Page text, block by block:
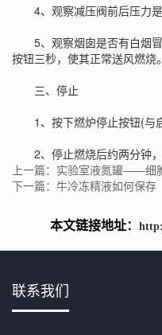
4、观察减压阀前后压力是
5、观察烟囱是否有白烟冒
按钮三秒，使其正常送风燃烧。
三、停止
1、按下燃炉停止按钮(与启
2、停止燃烧后约两分钟，
上一篇：实验室液氮罐——细
下一篇：牛冷冻精液如何保存
本文链接地址：
联系我们